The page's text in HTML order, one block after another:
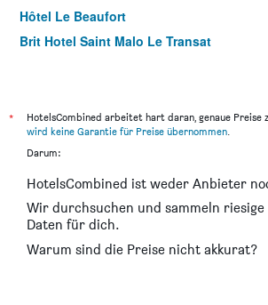
Hôtel Le Beaufort
Brit Hotel Saint Malo Le Transat
Hôtel Elizabeth
Hôtel Restaurant Ar Iniz
Malouinière Le Valmarin
Hotel Alba
Hôtel L'Antinéa
*
HotelsCombined arbeitet hart daran, genaue Preise
wird keine Garantie für Preise übernommen.
Darum:
HotelsCombined ist weder Anbieter
Wir durchsuchen und sammeln riesige
Daten für dich.
Warum sind die Preise nicht akkurat?